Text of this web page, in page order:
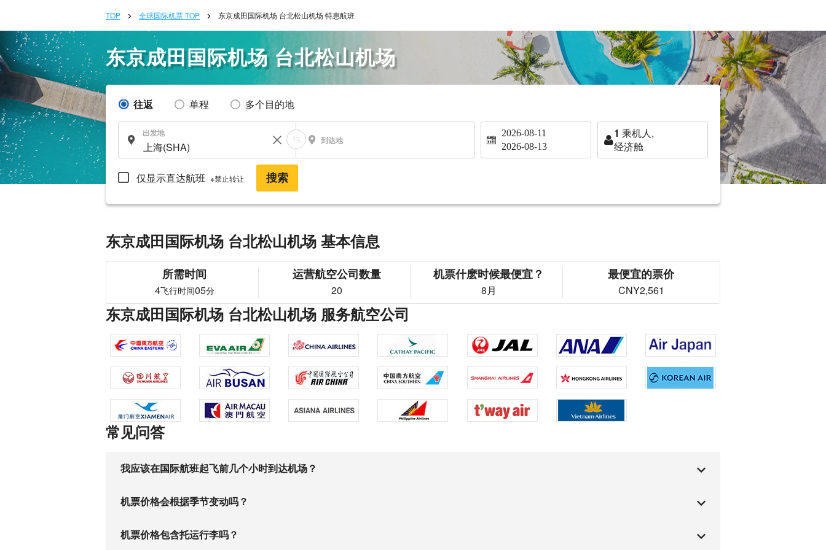
TOP 全球国际机票 TOP 东京成田国际机场 台北松山机场 特惠航班
东京成田国际机场 台北松山机场
往返 单程 多个目的地
出发地
到达地
2026-08-11
2026-08-13
1 乘机人,
经济舱
仅显示直达航班 ※禁止转让 搜索
东京成田国际机场 台北松山机场 基本信息
所需时间
4飞行时间05分
运营航空公司数量
20
机票什麽时候最便宜？
8月
最便宜的票价
CNY2,561
东京成田国际机场 台北松山机场 服务航空公司
常见问答
我应该在国际航班起飞前几个小时到达机场？
机票价格会根据季节变动吗？
机票价格包含托运行李吗？